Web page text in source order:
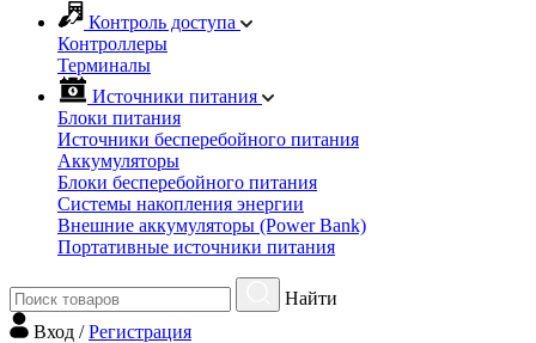
Контроль доступа
Контроллеры
Терминалы
Источники питания
Блоки питания
Источники бесперебойного питания
Аккумуляторы
Блоки бесперебойного питания
Системы накопления энергии
Внешние аккумуляторы (Power Bank)
Портативные источники питания
Найти
Вход /Регистрация